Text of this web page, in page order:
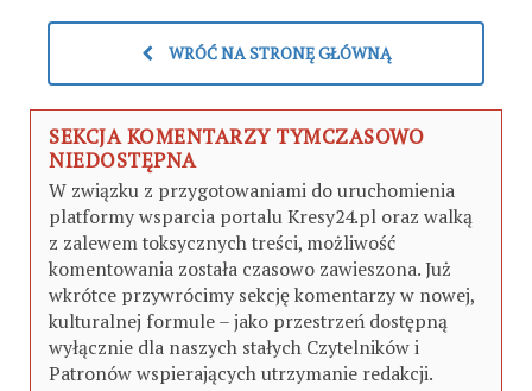
WRÓĆ NA STRONĘ GŁÓWNĄ
SEKCJA KOMENTARZY TYMCZASOWO
NIEDOSTĘPNA
W związku z przygotowaniami do uruchomienia
platformy wsparcia portalu Kresy24.pl oraz walką
z zalewem toksycznych treści, możliwość
komentowania została czasowo zawieszona. Już
wkrótce przywrócimy sekcję komentarzy w nowej,
kulturalnej formule – jako przestrzeń dostępną
wyłącznie dla naszych stałych Czytelników i
Patronów wspierających utrzymanie redakcji.